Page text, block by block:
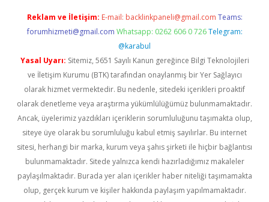
Reklam ve İletişim: E-mail: backlinkpaneli@gmail.com Teams:
forumhizmeti@gmail.com Whatsapp: 0262 606 0 726 Telegram:
@karabul
Yasal Uyarı: Sitemiz, 5651 Sayılı Kanun gereğince Bilgi Teknolojileri
ve İletişim Kurumu (BTK) tarafından onaylanmış bir Yer Sağlayıcı
olarak hizmet vermektedir. Bu nedenle, sitedeki içerikleri proaktif
olarak denetleme veya araştırma yükümlülüğümüz bulunmamaktadır.
Ancak, üyelerimiz yazdıkları içeriklerin sorumluluğunu taşımakta olup,
siteye üye olarak bu sorumluluğu kabul etmiş sayılırlar. Bu internet
sitesi, herhangi bir marka, kurum veya şahıs şirketi ile hiçbir bağlantısı
bulunmamaktadır. Sitede yalnızca kendi hazırladığımız makaleler
paylaşılmaktadır. Burada yer alan içerikler haber niteliği taşımamakta
olup, gerçek kurum ve kişiler hakkında paylaşım yapılmamaktadır.